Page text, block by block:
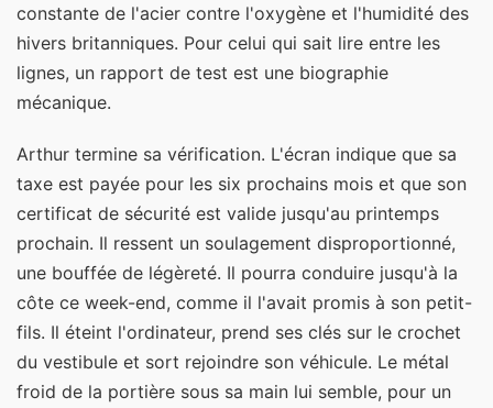
constante de l'acier contre l'oxygène et l'humidité des
hivers britanniques. Pour celui qui sait lire entre les
lignes, un rapport de test est une biographie
mécanique.
Arthur termine sa vérification. L'écran indique que sa
taxe est payée pour les six prochains mois et que son
certificat de sécurité est valide jusqu'au printemps
prochain. Il ressent un soulagement disproportionné,
une bouffée de légèreté. Il pourra conduire jusqu'à la
côte ce week-end, comme il l'avait promis à son petit-
fils. Il éteint l'ordinateur, prend ses clés sur le crochet
du vestibule et sort rejoindre son véhicule. Le métal
froid de la portière sous sa main lui semble, pour un